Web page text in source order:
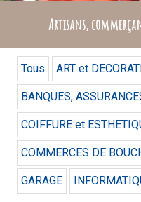
Artisans,
Tous ART et
BANQUES,
COIFFURE et
COMMERCES DE
GARAGE